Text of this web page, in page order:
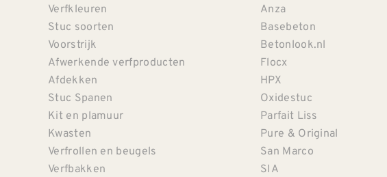
Verfkleuren
Stuc soorten
Voorstrijk
Afwerkende verfproducten
Afdekken
Stuc Spanen
Kit en plamuur
Kwasten
Verfrollen en beugels
Verfbakken
Anza
Basebeton
Betonlook.nl
Flocx
HPX
Oxidestuc
Parfait Liss
Pure & Original
San Marco
SIA